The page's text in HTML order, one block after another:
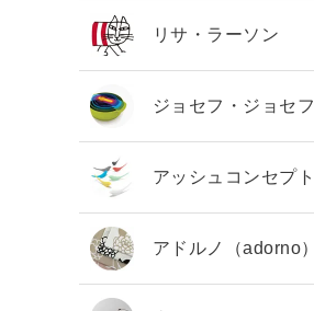
リサ・ラーソン
ジョセフ・ジョセフ
アッシュコンセプト
アドルノ（adorno）